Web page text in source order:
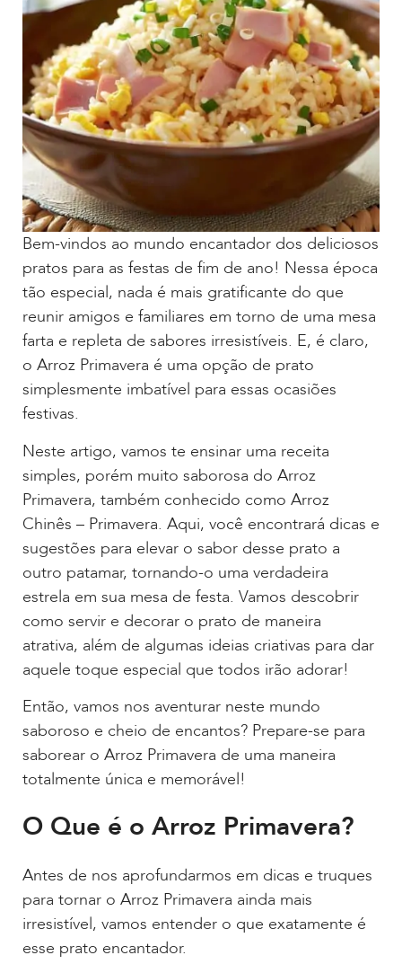
Bem-vindos ao mundo encantador dos deliciosos
pratos para as festas de fim de ano! Nessa época
tão especial, nada é mais gratificante do que
reunir amigos e familiares em torno de uma mesa
farta e repleta de sabores irresistíveis. E, é claro,
o Arroz Primavera é uma opção de prato
simplesmente imbatível para essas ocasiões
festivas.
Neste artigo, vamos te ensinar uma receita
simples, porém muito saborosa do Arroz
Primavera, também conhecido como Arroz
Chinês – Primavera. Aqui, você encontrará dicas e
sugestões para elevar o sabor desse prato a
outro patamar, tornando-o uma verdadeira
estrela em sua mesa de festa. Vamos descobrir
como servir e decorar o prato de maneira
atrativa, além de algumas ideias criativas para dar
aquele toque especial que todos irão adorar!
Então, vamos nos aventurar neste mundo
saboroso e cheio de encantos? Prepare-se para
saborear o Arroz Primavera de uma maneira
totalmente única e memorável!
O Que é o Arroz Primavera?
Antes de nos aprofundarmos em dicas e truques
para tornar o Arroz Primavera ainda mais
irresistível, vamos entender o que exatamente é
esse prato encantador.